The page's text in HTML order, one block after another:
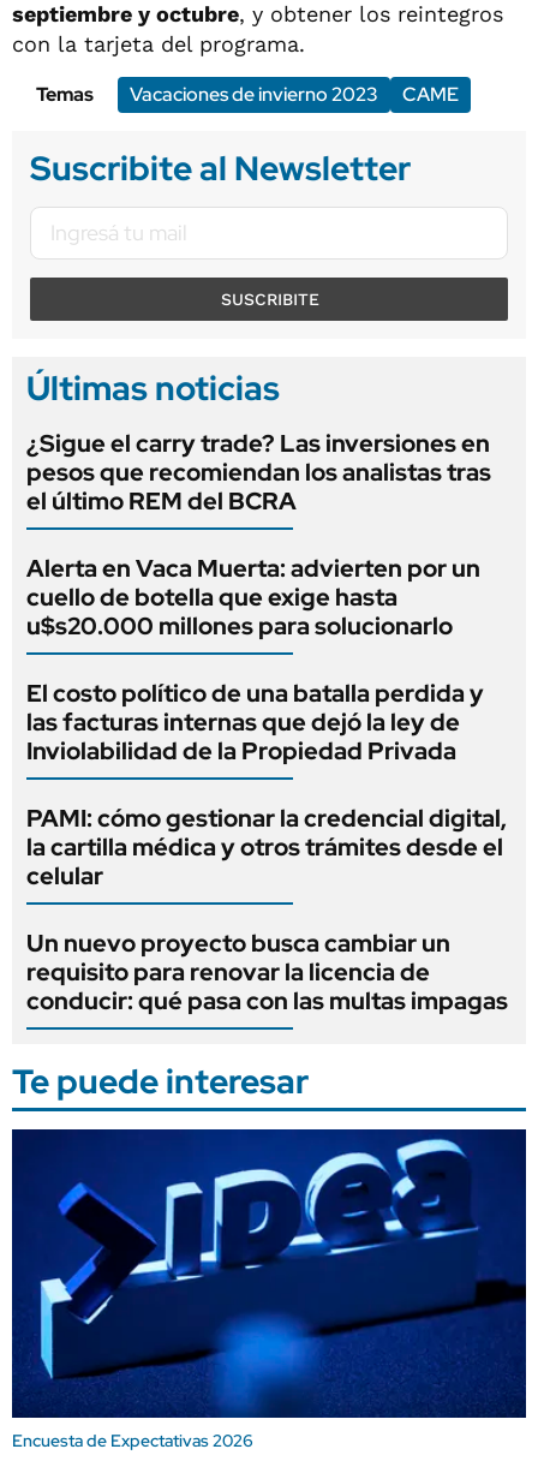
septiembre y octubre, y obtener los reintegros
con la tarjeta del programa.
Temas
Vacaciones de invierno 2023 CAME
Suscribite al Newsletter
SUSCRIBITE
Últimas noticias
¿Sigue el carry trade? Las inversiones en
pesos que recomiendan los analistas tras
el último REM del BCRA
Alerta en Vaca Muerta: advierten por un
cuello de botella que exige hasta
u$s20.000 millones para solucionarlo
El costo político de una batalla perdida y
las facturas internas que dejó la ley de
Inviolabilidad de la Propiedad Privada
PAMI: cómo gestionar la credencial digital,
la cartilla médica y otros trámites desde el
celular
Un nuevo proyecto busca cambiar un
requisito para renovar la licencia de
conducir: qué pasa con las multas impagas
Te puede interesar
Encuesta de Expectativas 2026